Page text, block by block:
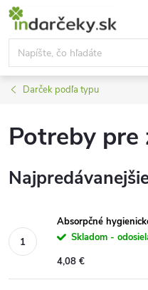
Prejsť
obsah
Darček podľa typu
Potreby pre
Absorpčné
Skladom -
4,08 €